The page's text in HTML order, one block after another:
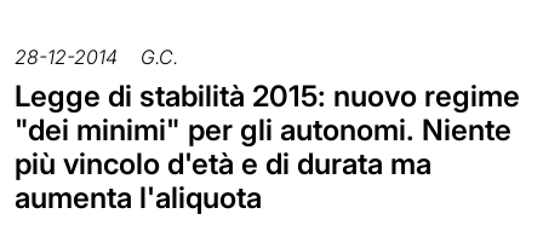
28-12-2014 G.C.
Legge di stabilità 2015: nuovo regime
"dei minimi" per gli autonomi. Niente
più vincolo d'età e di durata ma
aumenta l'aliquota